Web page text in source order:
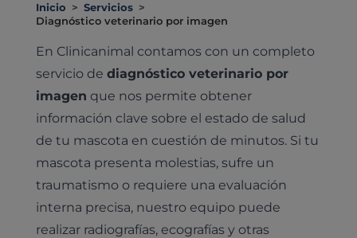
Inicio > Servicios >
Diagnóstico veterinario por imagen
En Clinicanimal contamos con un completo
servicio de diagnóstico veterinario por
imagen que nos permite obtener
información clave sobre el estado de salud
de tu mascota en cuestión de minutos. Si tu
mascota presenta molestias, sufre un
traumatismo o requiere una evaluación
interna precisa, nuestro equipo puede
realizar radiografías, ecografías y otras